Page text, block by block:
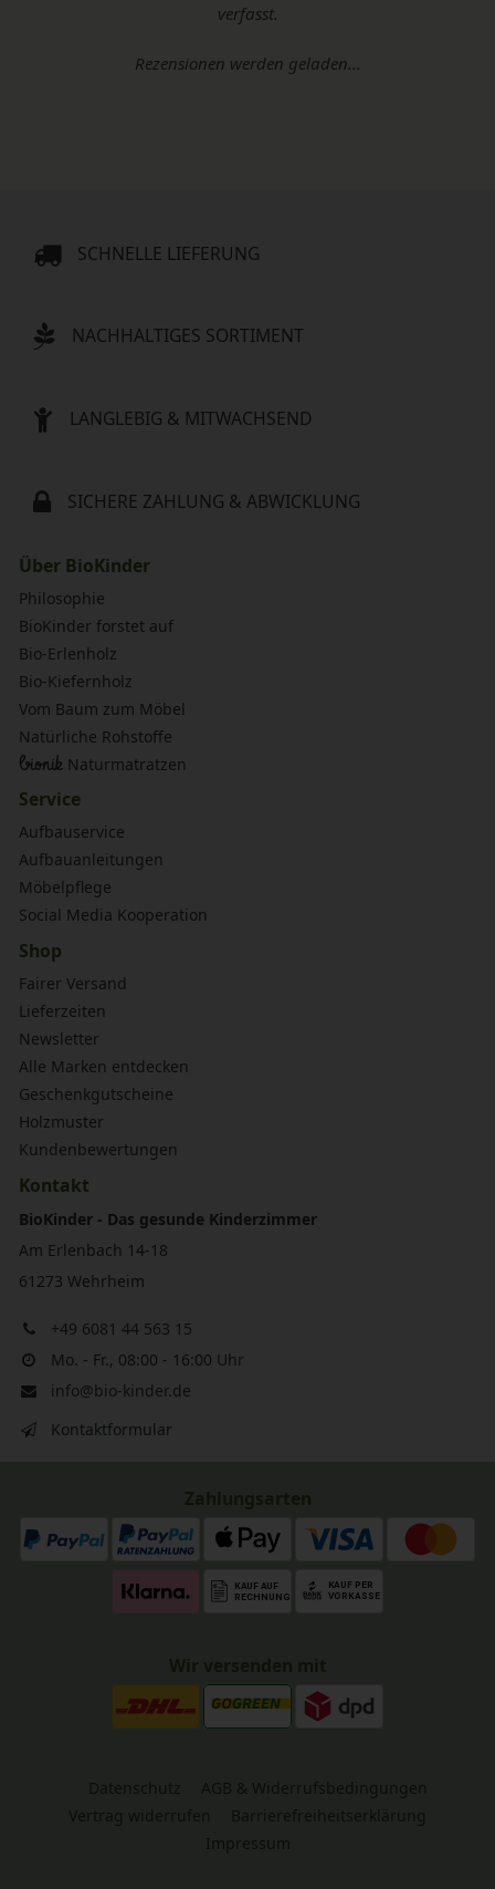
verfasst.
Rezensionen werden geladen...
SCHNELLE LIEFERUNG
NACHHALTIGES SORTIMENT
LANGLEBIG & MITWACHSEND
SICHERE ZAHLUNG & ABWICKLUNG
Über BioKinder
Philosophie
BioKinder forstet auf
Bio-Erlenholz
Bio-Kiefernholz
Vom Baum zum Möbel
Natürliche Rohstoffe
bionik Naturmatratzen
Service
Aufbauservice
Aufbauanleitungen
Möbelpflege
Social Media Kooperation
Shop
Fairer Versand
Lieferzeiten
Newsletter
Alle Marken entdecken
Geschenkgutscheine
Holzmuster
Kundenbewertungen
Kontakt
BioKinder - Das gesunde Kinderzimmer
Am Erlenbach 14-18
61273 Wehrheim
+49 6081 44 563 15
Mo. - Fr., 08:00 - 16:00 Uhr
info@bio-kinder.de
Kontaktformular
Zahlungsarten
Wir versenden mit